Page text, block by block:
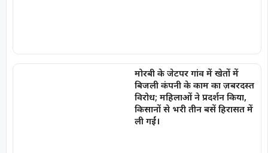
मोरबी के जेटपर गांव में खेतों में
बिजली कंपनी के काम का ज़बरदस्त
विरोध; महिलाओं ने प्रदर्शन किया,
किसानों से भरी तीन बसें हिरासत में
ली गईं।